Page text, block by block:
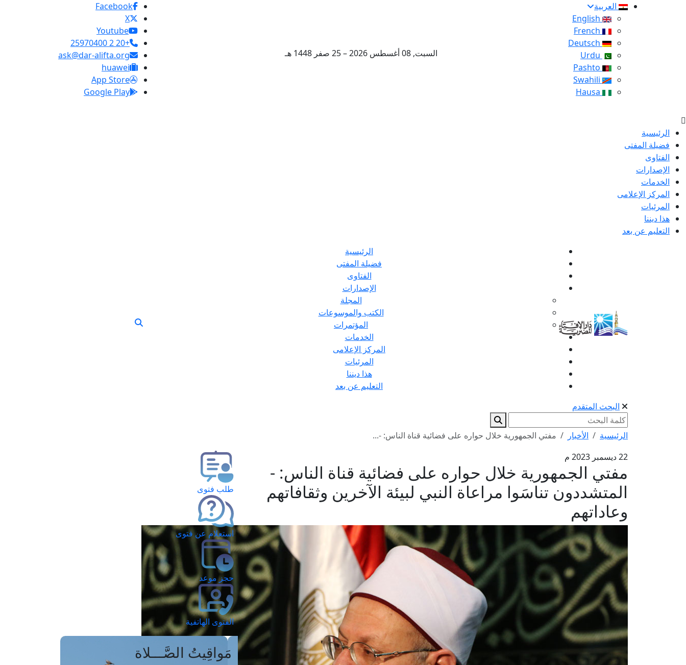
العربية
السبت, 08 أغسطس 2026 – 25 صفر 1448 هـ
Facebook
X
Youtube
+20 2 25970400
ask@dar-alifta.org
huawei
App Store
Google Play
الرئيسية
فضيلة المفتى
الفتاوى
الإصدارات
الخدمات
المركز الإعلامى
المرئيات
هذا ديننا
التعليم عن بعد
الرئيسية
فضيلة المفتى
الفتاوى
الإصدارات
المجلة
الكتب والموسوعات
المؤتمرات
الخدمات
المركز الإعلامى
المرئيات
هذا ديننا
التعليم عن بعد
البحث المتقدم
الرئيسية الأخبار
مفتي الجمهورية خلال حواره على فضائية قناة الناس: -...
22 ديسمبر 2023 م
مفتي الجمهورية خلال حواره على فضائية قناة الناس: -
المتشددون تناسَوا مراعاة النبي لبيئة الآخرين وثقافاتهم
وعاداتهم
طلب فتوى
استعلام عن فتوى
حجز موعد
الفتوى الهاتفية
مَواقِيتُ الصَّـــلاة